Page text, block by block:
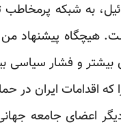
به شبکه پرمخاطب
هیچگاه پیشنهاد
بیشتر و فشار سیاسی
اقدامات ایران در
اعضای جامعه